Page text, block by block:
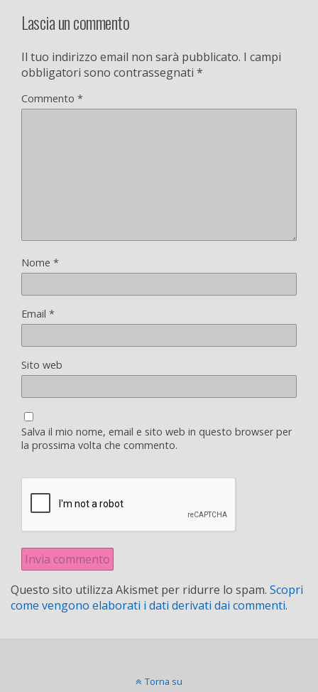
Lascia un commento
Il tuo indirizzo email non sarà pubblicato. I campi
obbligatori sono contrassegnati *
Commento *
Nome *
Email *
Sito web
Salva il mio nome, email e sito web in questo browser per
la prossima volta che commento.
Questo sito utilizza Akismet per ridurre lo spam. Scopri
come vengono elaborati i dati derivati dai commenti.
Torna su